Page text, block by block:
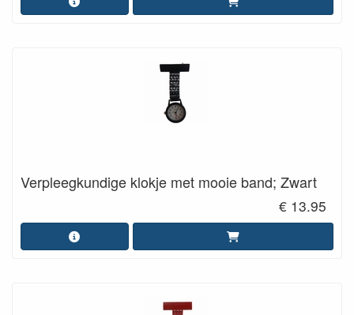
Verpleegkundige klokje met mooie band; Zwart
€ 13.95